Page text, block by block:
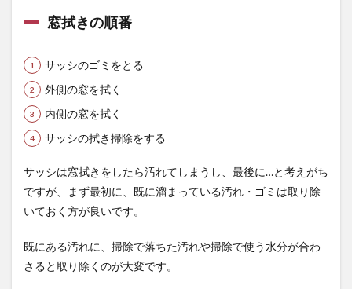
窓拭きの順番
サッシのゴミをとる
外側の窓を拭く
内側の窓を拭く
サッシの拭き掃除をする
サッシは窓拭きをしたら汚れてしまうし、最後に…と考えがち
ですが、まず最初に、既に溜まっている汚れ・ゴミは取り除
いておく方が良いです。
既にある汚れに、掃除で落ちた汚れや掃除で使う水分が合わ
さると取り除くのが大変です。